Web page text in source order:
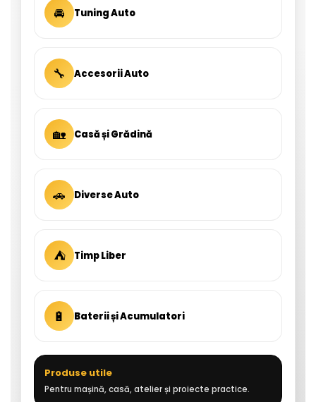
🚘 Tuning Auto
🔧 Accesorii Auto
🏡 Casă și Grădină
🚗 Diverse Auto
⛺ Timp Liber
🔋 Baterii și Acumulatori
Produse utile
Pentru mașină, casă, atelier și proiecte practice.